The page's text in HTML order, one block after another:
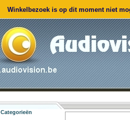
Winkelbezoek is op dit moment niet
Categorieën